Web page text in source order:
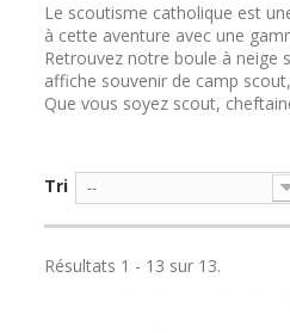
Le scoutisme catholique est
à cette aventure avec une
Retrouvez notre boule à neige
affiche souvenir de camp scout
Que vous soyez scout,
Tri --
Résultats 1 - 13 sur 13.